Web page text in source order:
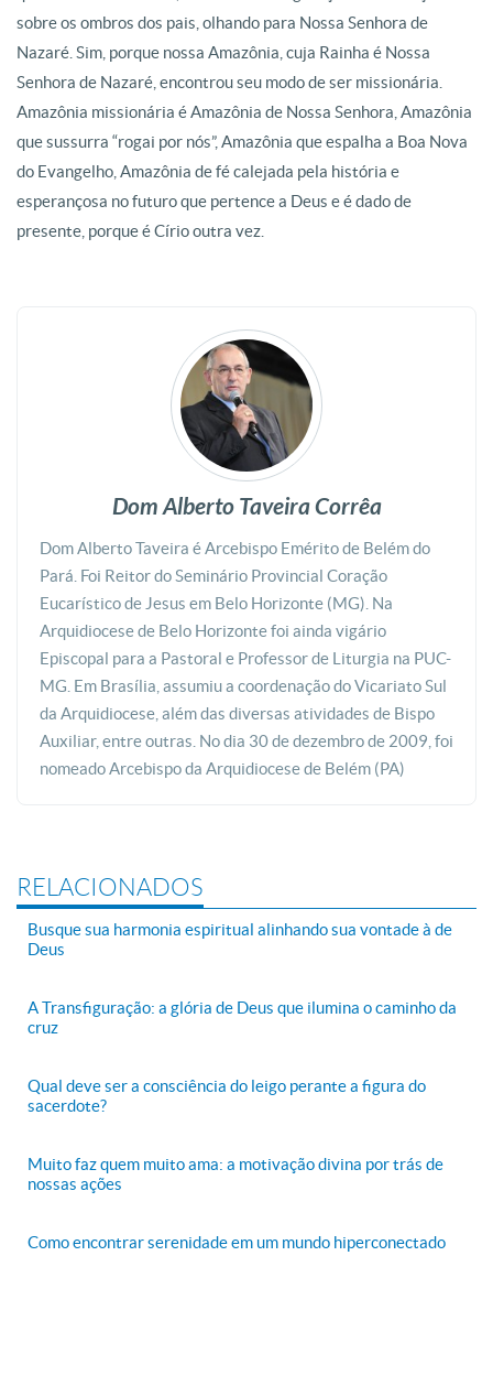
sobre os ombros dos pais, olhando para Nossa Senhora de
Nazaré. Sim, porque nossa Amazônia, cuja Rainha é Nossa
Senhora de Nazaré, encontrou seu modo de ser missionária.
Amazônia missionária é Amazônia de Nossa Senhora, Amazônia
que sussurra “rogai por nós”, Amazônia que espalha a Boa Nova
do Evangelho, Amazônia de fé calejada pela história e
esperançosa no futuro que pertence a Deus e é dado de
presente, porque é Círio outra vez.
Dom Alberto Taveira Corrêa
Dom Alberto Taveira é Arcebispo Emérito de Belém do
Pará. Foi Reitor do Seminário Provincial Coração
Eucarístico de Jesus em Belo Horizonte (MG). Na
Arquidiocese de Belo Horizonte foi ainda vigário
Episcopal para a Pastoral e Professor de Liturgia na PUC-
MG. Em Brasília, assumiu a coordenação do Vicariato Sul
da Arquidiocese, além das diversas atividades de Bispo
Auxiliar, entre outras. No dia 30 de dezembro de 2009, foi
nomeado Arcebispo da Arquidiocese de Belém (PA)
RELACIONADOS
Busque sua harmonia espiritual alinhando sua vontade à de
Deus
A Transfiguração: a glória de Deus que ilumina o caminho da
cruz
Qual deve ser a consciência do leigo perante a figura do
sacerdote?
Muito faz quem muito ama: a motivação divina por trás de
nossas ações
Como encontrar serenidade em um mundo hiperconectado